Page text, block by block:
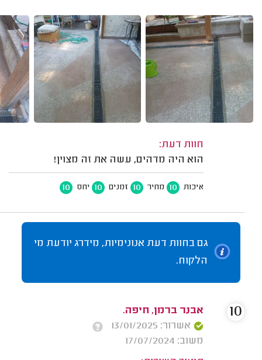
חוות דעת:
הוא היה מדהים, עשה את זה מצוין!
איכות 10 מחיר 10 זמנים 10 יחס 10
גם בחוות דעת אנונימיות, מידרג יודעת מי
הלקוח.
אבנר ברמן, חיפה.
אשרור: 13/01/2025
משוב: 17/07/2024
10